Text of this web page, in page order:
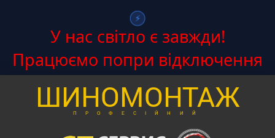
⚡
У нас світло є завжди!
Працюємо попри відключення
ШИНОМОНТАЖ
ПРОФЕСІЙНИЙ